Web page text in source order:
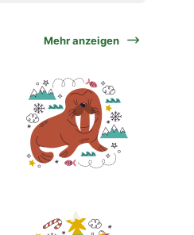
Mehr anzeigen